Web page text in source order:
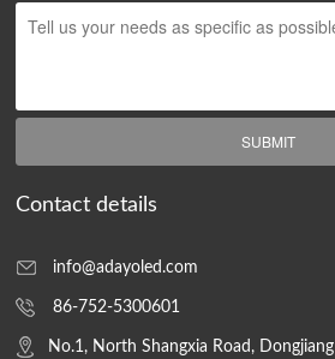
SUBMIT
Contact details
info@adayoled.com
86-752-5300601
No.1, North Shangxia Road,